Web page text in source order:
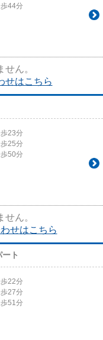
歩44分
ん。
せはこちら
歩23分
歩25分
歩50分
ん。
せはこちら
ト
歩22分
歩27分
歩51分